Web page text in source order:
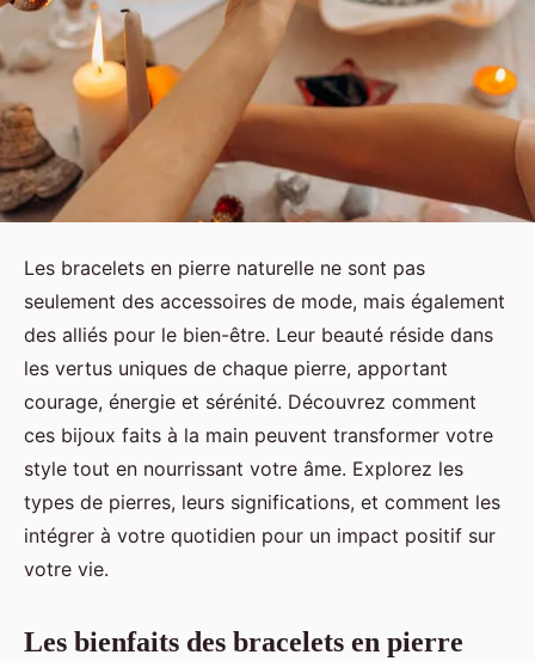
Les bracelets en pierre naturelle ne sont pas
seulement des accessoires de mode, mais également
des alliés pour le bien-être. Leur beauté réside dans
les vertus uniques de chaque pierre, apportant
courage, énergie et sérénité. Découvrez comment
ces bijoux faits à la main peuvent transformer votre
style tout en nourrissant votre âme. Explorez les
types de pierres, leurs significations, et comment les
intégrer à votre quotidien pour un impact positif sur
votre vie.
Les bienfaits des bracelets en pierre